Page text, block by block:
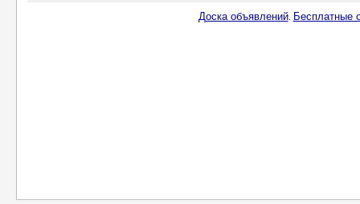
Доска объявлений. Бесплатные